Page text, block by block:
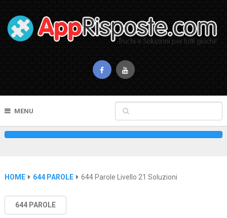
MENU
HOME 644 PAROLE 644 Parole Livello 21 Soluzioni
644 PAROLE